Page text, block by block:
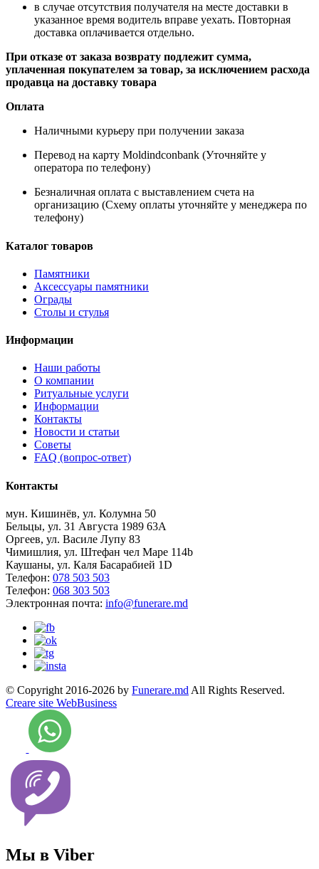
в случае отсутствия получателя на месте доставки в
указанное время водитель вправе уехать. Повторная
доставка оплачивается отдельно.
При отказе от заказа возврату подлежит сумма,
уплаченная покупателем за товар, за исключением расхода
продавца на доставку товара
Оплата
Наличными курьеру при получении заказа
Перевод на карту Moldindconbank (Уточняйте у
оператора по телефону)
Безналичная оплата с выставлением счета на
организацию (Схему оплаты уточняйте у менеджера по
телефону)
Каталог товаров
Памятники
Аксессуары памятники
Ограды
Столы и стулья
Информации
Наши работы
О компании
Ритуальные услуги
Информации
Контакты
Новости и статьи
Советы
FAQ (вопрос-ответ)
Контакты
мун. Кишинёв, ул. Колумна 50
Бельцы, ул. 31 Августа 1989 63А
Оргеев, ул. Василе Лупу 83
Чимишлия, ул. Штефан чел Маре 114b
Каушаны, ул. Каля Басарабией 1D
Телефон: 078 503 503
Телефон: 068 303 503
Электронная почта: info@funerare.md
© Copyright 2016-2026 by Funerare.md All Rights Reserved.
Creare site WebBusiness
Мы в Viber